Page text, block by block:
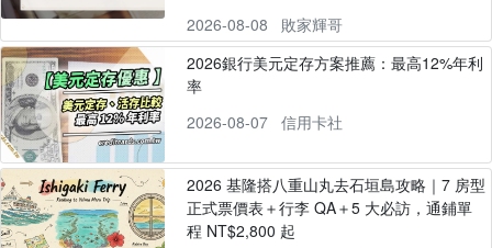
2026-08-08
敗家輝哥
2026銀行美元定存方案推薦：最高12%年利
率
2026-08-07
信用卡社
2026 基隆搭八重山丸去石垣島攻略｜7 房型
正式票價表＋行李 QA＋5 大必訪，通鋪單
程 NT$2,800 起